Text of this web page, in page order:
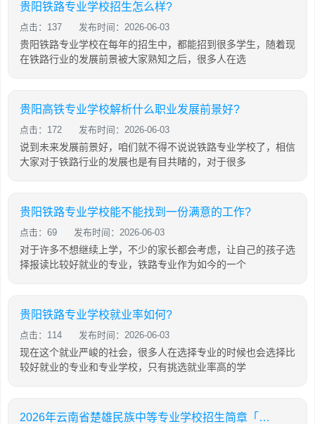
贵阳铁路专业学校招生怎么样?
点击：137 发布时间：2026-06-03
贵阳铁路专业学校在每年的招生中，都能招到很多学生，随着现
在铁路行业的发展前景被大家熟知之后，很多人在选
贵阳高铁专业学校解析什么职业发展前景好?
点击：172 发布时间：2026-06-03
说到未来发展前景好，咱们就不得不说说铁路专业学校了，相信
大家对于铁路行业的发展也是有目共睹的，对于很多
贵阳铁路专业学校能不能找到一份满意的工作?
点击：69 发布时间：2026-06-03
对于许多不想继续上学，不少的家长都会考虑，让自己的孩子选
择报读比较好就业的专业，铁路专业作为如今的一个
贵阳铁路专业学校就业率如何?
点击：114 发布时间：2026-06-03
现在这个就业严峻的社会，很多人在选择专业的时候也会选择比
较好就业的专业和专业学校，只有挑选就业率高的学
2026年云南省楚雄民族中等专业学校招生简章「计划内招生」